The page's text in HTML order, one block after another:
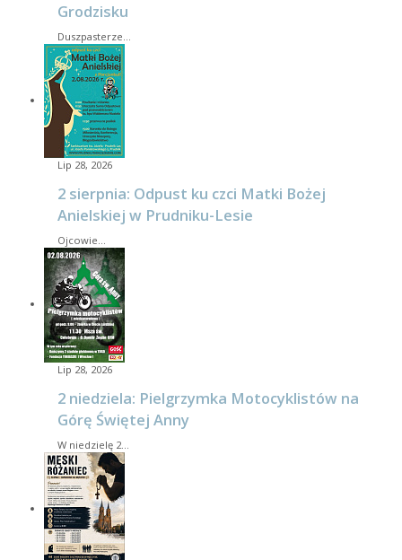
Grodzisku
Duszpasterze…
Lip 28, 2026
2 sierpnia: Odpust ku czci Matki Bożej
Anielskiej w Prudniku-Lesie
Ojcowie…
Lip 28, 2026
2 niedziela: Pielgrzymka Motocyklistów na
Górę Świętej Anny
W niedzielę 2…